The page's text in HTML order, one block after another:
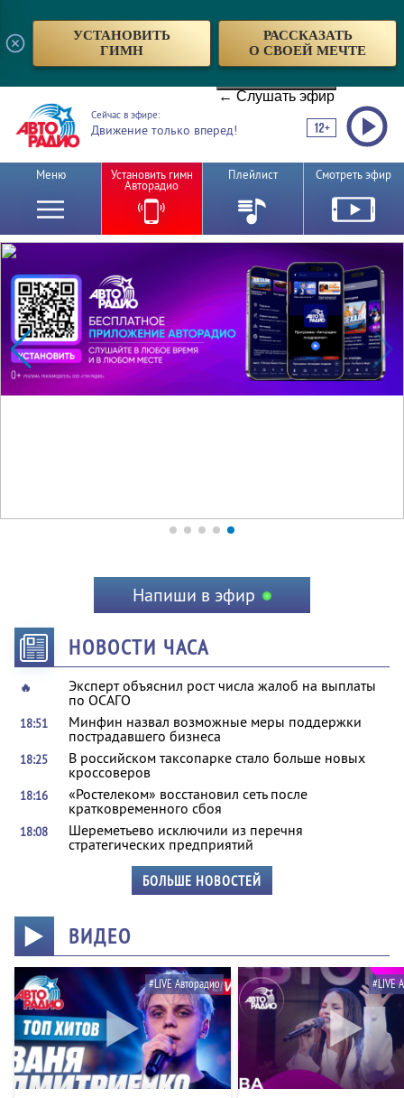
УСТАНОВИТЬ
ГИМН
РАССКАЗАТЬ
О СВОЕЙ МЕЧТЕ
← Слушать эфир
Сейчас в эфире:
Движение только вперед!
Меню Установить гимн
Авторадио
Плейлист Смотреть эфир
Напиши в эфир
НОВОСТИ ЧАСА
🔥
Эксперт объяснил рост числа жалоб на выплаты
по ОСАГО
18:51
Минфин назвал возможные меры поддержки
пострадавшего бизнеса
18:25
В российском таксопарке стало больше новых
кроссоверов
18:16
«Ростелеком» восстановил сеть после
кратковременного сбоя
18:08
Шереметьево исключили из перечня
стратегических предприятий
БОЛЬШЕ НОВОСТЕЙ
ВИДЕО
#LIVE Авторадио #LIVE